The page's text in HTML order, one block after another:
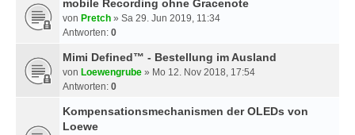
mobile Recording ohne Gracenote
von Pretch » Sa 29. Jun 2019, 11:34
Antworten: 0
Mimi Defined™ - Bestellung im Ausland
von Loewengrube » Mo 12. Nov 2018, 17:54
Antworten: 0
Kompensationsmechanismen der OLEDs von
Loewe